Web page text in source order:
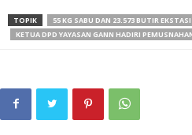
TOPIK
55 KG SABU DAN 23.573 BUTIR EKSTASI
KETUA DPD YAYASAN GANN HADIRI